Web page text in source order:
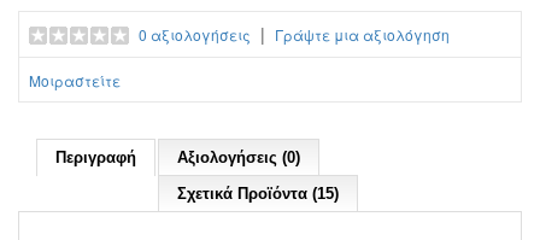
0 αξιολογήσεις | Γράψτε μια αξιολόγηση
Μοιραστείτε
Περιγραφή
Αξιολογήσεις (0)
Σχετικά Προϊόντα (15)